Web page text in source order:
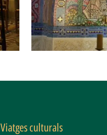
Viatges culturals